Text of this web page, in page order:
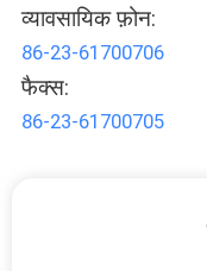
व्यावसायिक फ़ोन:
86-23-61700706
फैक्स:
86-23-61700705